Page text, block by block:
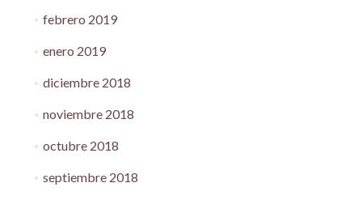
febrero 2019
enero 2019
diciembre 2018
noviembre 2018
octubre 2018
septiembre 2018